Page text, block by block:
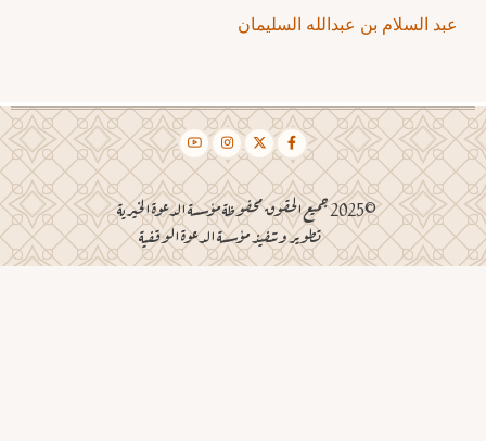
عبد السلام بن عبدالله السليمان
©2025 جميع الحقوق محفوظة مؤسسة الدعوة الخيرية
تطوير وتنفيذ مؤسسة الدعوة الوقفية